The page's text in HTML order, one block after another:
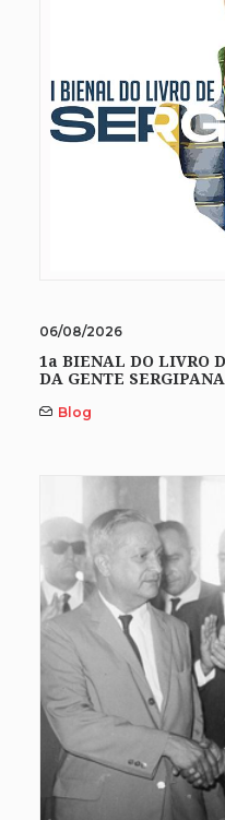
06/08/2026
1a BIENAL DO LIVRO
DA GENTE SERGIPANA
Blog